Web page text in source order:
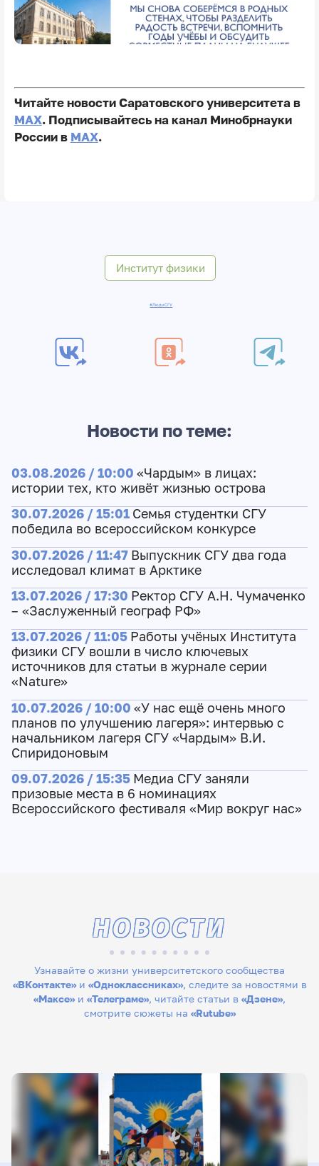
Читайте новости Саратовского университета в
MAX. Подписывайтесь на канал Минобрнауки
России в MAX.
Институт физики
#ЛюдиСГУ
Новости по теме:
03.08.2026 / 10:00 «Чардым» в лицах:
истории тех, кто живёт жизнью острова
30.07.2026 / 15:01 Семья студентки СГУ
победила во всероссийском конкурсе
30.07.2026 / 11:47 Выпускник СГУ два года
исследовал климат в Арктике
13.07.2026 / 17:30 Ректор СГУ А.Н. Чумаченко
– «Заслуженный географ РФ»
13.07.2026 / 11:05 Работы учёных Института
физики СГУ вошли в число ключевых
источников для статьи в журнале серии
«Nature»
10.07.2026 / 10:00 «У нас ещё очень много
планов по улучшению лагеря»: интервью с
начальником лагеря СГУ «Чардым» В.И.
Спиридоновым
09.07.2026 / 15:35 Медиа СГУ заняли
призовые места в 6 номинациях
Всероссийского фестиваля «Мир вокруг нас»
Узнавайте о жизни университетского сообщества
«ВКонтакте»и «Одноклассниках», следите за новостями в
«Максе» и «Телеграме», читайте статьи в «Дзене»,
смотрите сюжеты на «Rutube»
НОВОСТИ